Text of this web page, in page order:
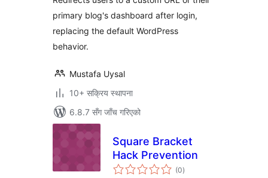
primary blog's dashboard after login,
replacing the default WordPress
behavior.
Mustafa Uysal
10+ सक्रिय स्थापना
6.8.7 सँग जाँच गरिएको
Square Bracket
Hack Prevention
(0कुल
रेटिङ्गहरू
)